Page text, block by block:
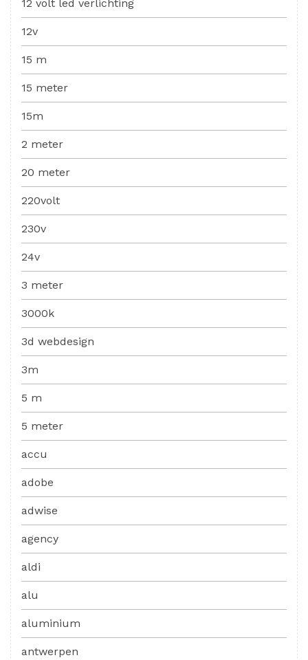
12 volt led verlichting
12v
15 m
15 meter
15m
2 meter
20 meter
220volt
230v
24v
3 meter
3000k
3d webdesign
3m
5 m
5 meter
accu
adobe
adwise
agency
aldi
alu
aluminium
antwerpen